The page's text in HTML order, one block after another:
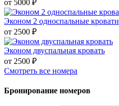
от 5000 ₽
Эконом 2 односпальные кровати
от 2500 ₽
Эконом двуспальная кровать
от 2500 ₽
Смотреть все номера
Бронирование номеров